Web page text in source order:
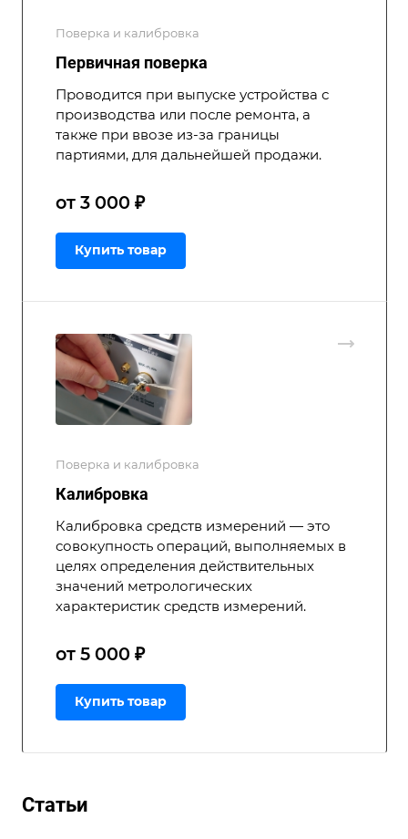
Поверка и калибровка
Первичная поверка
Проводится при выпуске устройства с
производства или после ремонта, а
также при ввозе из-за границы
партиями, для дальнейшей продажи.
от 3 000 ₽
Купить товар
Поверка и калибровка
Калибровка
Калибровка средств измерений — это
совокупность операций, выполняемых в
целях определения действительных
значений метрологических
характеристик средств измерений.
от 5 000 ₽
Купить товар
Статьи